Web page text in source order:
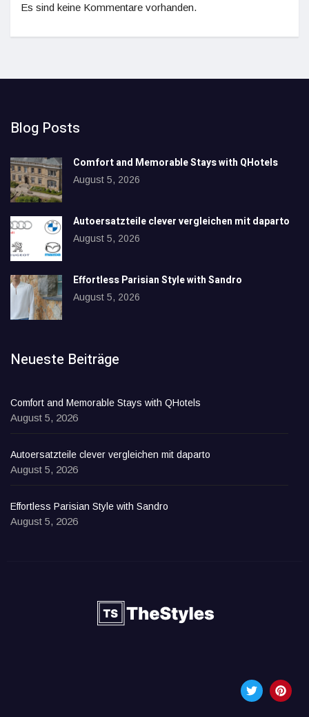
Es sind keine Kommentare vorhanden.
Blog Posts
Comfort and Memorable Stays with QHotels
August 5, 2026
Autoersatzteile clever vergleichen mit daparto
August 5, 2026
Effortless Parisian Style with Sandro
August 5, 2026
Neueste Beiträge
Comfort and Memorable Stays with QHotels
August 5, 2026
Autoersatzteile clever vergleichen mit daparto
August 5, 2026
Effortless Parisian Style with Sandro
August 5, 2026